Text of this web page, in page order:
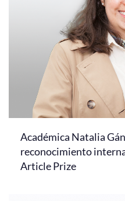
Académica Natalia
reconocimiento
Article Prize